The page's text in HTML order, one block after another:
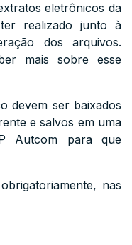
eletrônicos da
realizado junto à
dos arquivos.
mais sobre esse
devem ser baixados
e salvos em uma
Autcom para que
nas